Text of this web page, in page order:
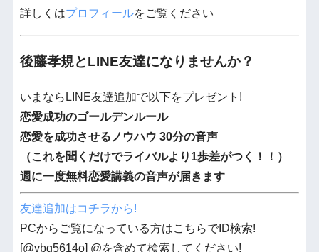
詳しくはプロフィールをご覧ください
後藤孝規とLINE友達になりませんか？
いまならLINE友達追加で以下をプレゼント!
恋愛成功のゴールデンルール
恋愛を成功させるノウハウ 30分の音声
（これを聞くだけでライバルより1歩差がつく！！）
週に一度無料恋愛講義の音声が届きます
友達追加はコチラから!
PCからご覧になっている方はこちらでID検索!
[@vbg5614o] @を含めて検索してください!